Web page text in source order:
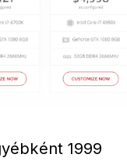
1999